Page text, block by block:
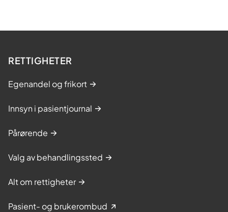
RETTIGHETER
Egenandel og frikort
Innsyn i pasientjournal
Pårørende
Valg av behandlingssted
Alt om rettigheter
Pasient- og brukerombud